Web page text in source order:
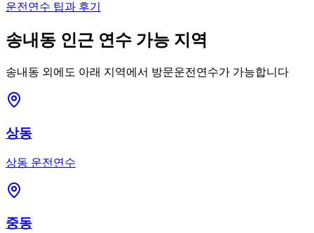
운전연수 팁과 후기
송내동 인근 연수 가능 지역
송내동 외에도 아래 지역에서 방문운전연수가 가능합니다
상동
상동 운전연수
중동